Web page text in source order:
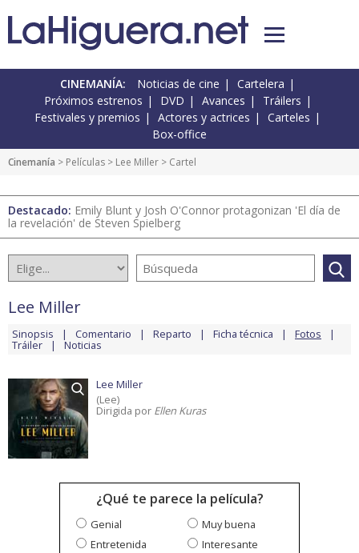
CINEMANÍA: Noticias de cine
Cartelera
Próximos estrenos
DVD Avances
Tráilers
Festivales y premios
Actores y actrices
Carteles
Box-office
Cinemanía > Películas > Lee Miller > Cartel
Destacado: Emily Blunt y Josh O'Connor protagonizan 'El día de
la revelación' de Steven Spielberg
Lee Miller
Sinopsis Comentario Reparto Ficha técnica Fotos
Tráiler Noticias
Lee Miller
(Lee)
Dirigida por Ellen Kuras
¿Qué te parece la película?
Genial
Muy buena
Entretenida
Interesante